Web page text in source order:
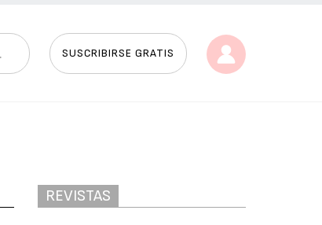
SUSCRIBIRSE GRATIS
REVISTAS